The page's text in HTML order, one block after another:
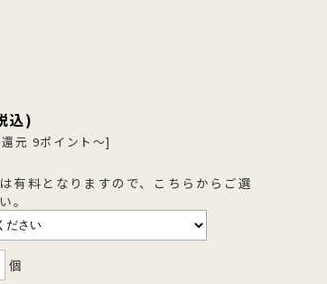
5,000円以上
羊羹「匠」
がらの黒羊羹。玄と比較
を贅沢に使用しており、
のある甘さが特徴です。
葛くずきり
史を誇る「宝達葛」を用
りとした爽やかなのどご
ずきり
法要・弔事
込)
元 9ポイント～]
有料となりますので、こちらからご選
。
個